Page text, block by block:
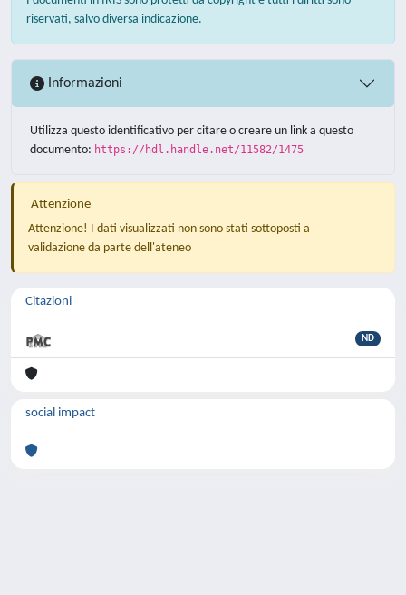
riservati, salvo diversa indicazione.
Informazioni
Utilizza questo identificativo per citare o creare un link a questo
documento: https://hdl.handle.net/11582/1475
Attenzione
Attenzione! I dati visualizzati non sono stati sottoposti a
validazione da parte dell'ateneo
Citazioni
ND
social impact